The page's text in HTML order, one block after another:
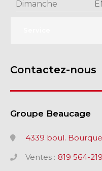
Dimanche
Contactez-nous
Groupe Beaucage
4339 boul.
Ventes : 819 564-